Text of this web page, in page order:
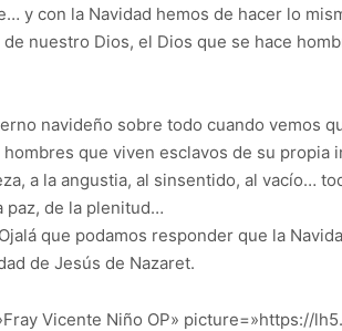
y con la Navidad hemos de hacer lo
nuestro Dios, el Dios que se hace
navideño sobre todo cuando vemos
que viven esclavos de su
a la angustia, al sinsentido, al vacío…
paz, de la plenitud…
Ojalá que podamos responder que la
de Jesús de Nazaret.
Vicente Niño OP» picture=»https://